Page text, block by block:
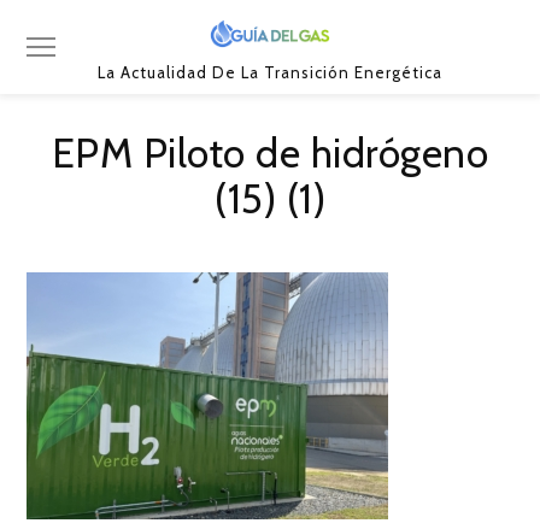
La Actualidad De La Transición Energética
EPM Piloto de hidrógeno
(15) (1)